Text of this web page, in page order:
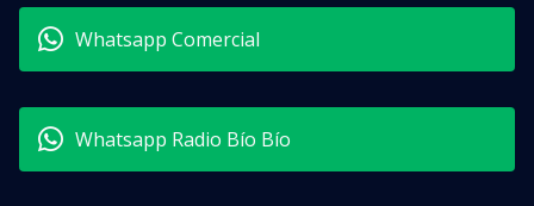
Whatsapp Comercial
Whatsapp Radio Bío Bío